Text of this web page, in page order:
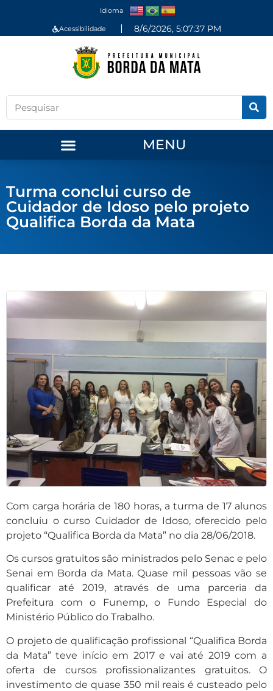
Idioma
Acessibilidade 8/6/2026, 5:07:38 PM
MENU
Turma conclui curso de
Cuidador de Idoso pelo projeto
Qualifica Borda da Mata
Com carga horária de 180 horas, a turma de 17 alunos
concluiu o curso Cuidador de Idoso, oferecido pelo
projeto “Qualifica Borda da Mata” no dia 28/06/2018.
Os cursos gratuitos são ministrados pelo Senac e pelo
Senai em Borda da Mata. Quase mil pessoas vão se
qualificar até 2019, através de uma parceria da
Prefeitura com o Funemp, o Fundo Especial do
Ministério Público do Trabalho.
O projeto de qualificação profissional “Qualifica Borda
da Mata” teve início em 2017 e vai até 2019 com a
oferta de cursos profissionalizantes gratuitos. O
investimento de quase 350 mil reais é custeado pelo